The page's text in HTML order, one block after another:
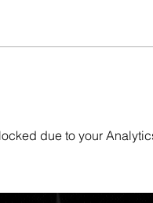
due to your